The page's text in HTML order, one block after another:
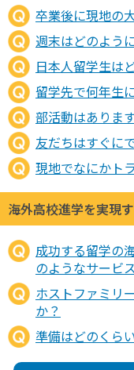
卒業後に現地の
週末はどのよう
日本人留学生は
留学先で何年生
部活動はありま
友だちはすぐに
現地でなにかト
海外高校進学を実現
成功する留学の
のようなサービ
ホストファミリ
か？
準備はどのくら